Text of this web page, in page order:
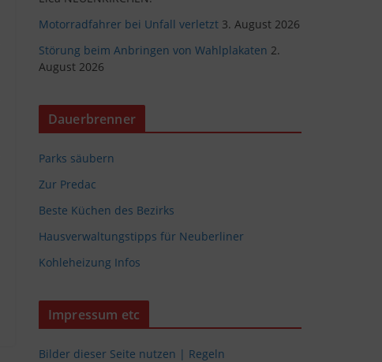
Motorradfahrer bei Unfall verletzt 3. August 2026
Störung beim Anbringen von Wahlplakaten 2.
August 2026
Dauerbrenner
Parks säubern
Zur Predac
Beste Küchen des Bezirks
Hausverwaltungstipps für Neuberliner
Kohleheizung Infos
Impressum etc
Bilder dieser Seite nutzen | Regeln